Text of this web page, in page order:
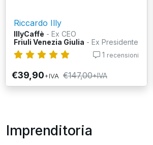
Riccardo Illy
IllyCaffè - Ex CEO
Friuli Venezia Giulia - Ex Presidente
1 recensioni
€147,00+IVA
€39,90+IVA
Imprenditoria